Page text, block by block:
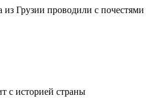
Грузии проводили с почестями
с историей страны